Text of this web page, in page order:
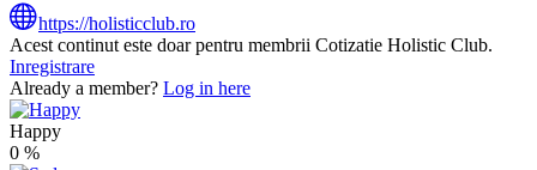
https://holisticclub.ro
Acest continut este doar pentru membrii Cotizatie Holistic Club.
Inregistrare
Already a member? Log in here
Happy
0 %